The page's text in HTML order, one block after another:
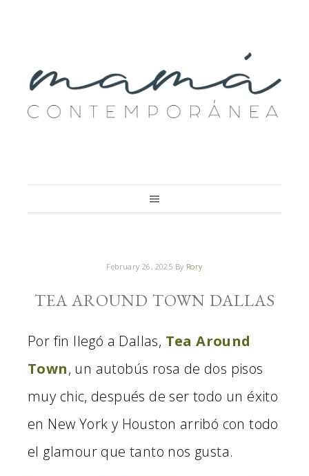
February 26, 2025 By Rory
TEA AROUND TOWN DALLAS
Por fin llegó a Dallas, Tea Around
Town, un autobús rosa de dos pisos
muy chic, después de ser todo un éxito
en New York y Houston arribó con todo
el glamour que tanto nos gusta.